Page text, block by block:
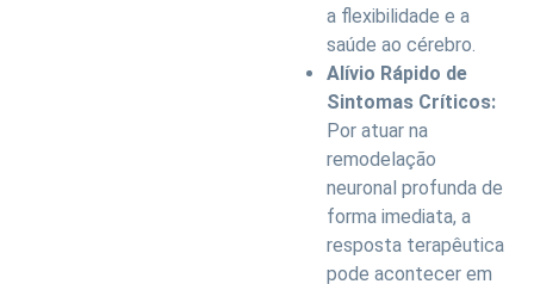
a flexibilidade e a
saúde ao cérebro.
Alívio Rápido de
Sintomas Críticos:
Por atuar na
remodelação
neuronal profunda de
forma imediata, a
resposta terapêutica
pode acontecer em